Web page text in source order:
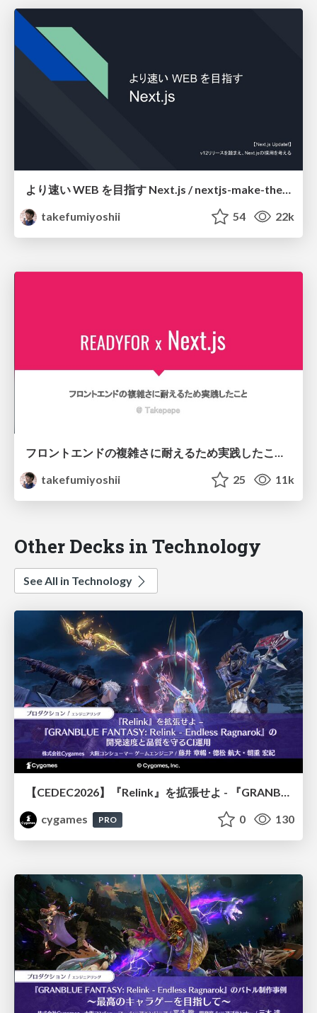
より速い WEB を目指す Next.js / nextjs-make-the-web-faster
takefumiyoshii
54 22k
フロントエンドの複雑さに耐えるため実践したこと / readyfor-nextjs-first
takefumiyoshii
25 11k
Other Decks in Technology
See All in Technology
cygames
PRO 0 130